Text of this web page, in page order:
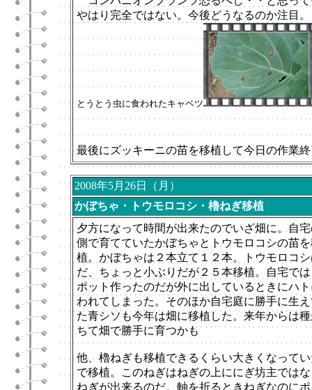
やはり完全ではない。今後どうなるのか注目。
とうとう虫に食われたキャベツ
最後にズッキーニの苗を移植して今日の作業
2008年5月26日（月）
かぼちゃ・トウモロコシ・櫓ねぎ移植
夕方になって時間が出来たのでいざ畑に。自
側で育てていたかぼちゃとトウモロコシの苗
植。かぼちゃは２本立て１２本。トウモロコ
だ、ちょっと小ぶりだが２５本移植。自宅で
ポット作ったのだが外に出しているときにハ
われてしまった。そのほか自宅庭に勝手に生
た青シソも今年は畑に移植した。来年からは
ちて畑で勝手に育つかも
他、櫓ねぎも移植できるくらい大きくなって
で移植。このねぎはねぎの上ににぎ坊主では
ねぎが出来るのだ。 軸を折るときねぎなのに